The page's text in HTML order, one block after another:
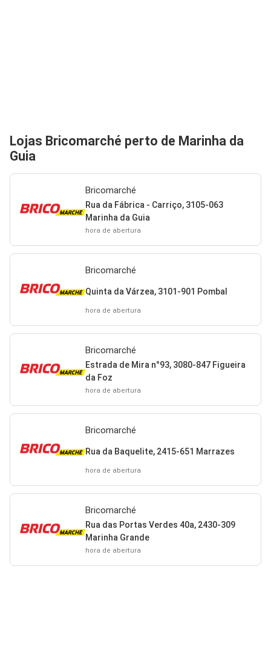
Lojas Bricomarché perto de Marinha da
Guia
Bricomarché
Rua da Fábrica - Carriço, 3105-063
Marinha da Guia
hora de abertura
Bricomarché
Quinta da Várzea, 3101-901 Pombal
hora de abertura
Bricomarché
Estrada de Mira n°93, 3080-847 Figueira
da Foz
hora de abertura
Bricomarché
Rua da Baquelite, 2415-651 Marrazes
hora de abertura
Bricomarché
Rua das Portas Verdes 40a, 2430-309
Marinha Grande
hora de abertura